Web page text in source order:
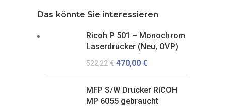
Das könnte Sie interessieren
Ricoh P 501 – Monochrom
Laserdrucker (Neu, OVP)
522,22€ 470,00 €
MFP S/W Drucker RICOH
MP 6055 gebraucht